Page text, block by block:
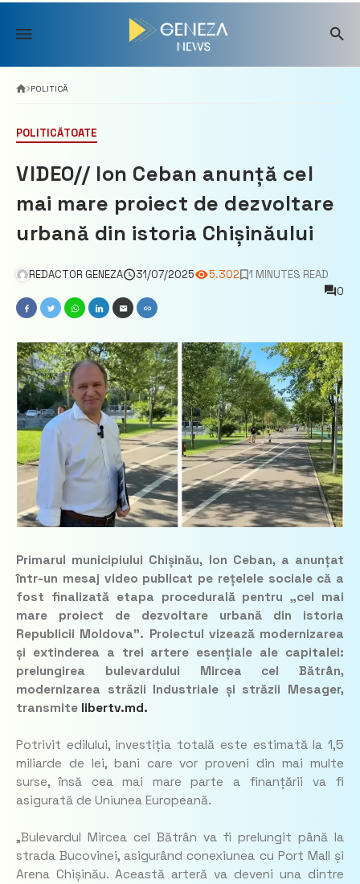
Skip
content
POLITICĂ
POLITICĂTOATE
VIDEO// Ion Ceban anunță cel
mai mare proiect de dezvoltare
urbană din istoria Chișinăului
REDACTOR GENEZA 31/07/2025 5.302
1 MINUTES READ
0
Primarul municipiului Chișinău, Ion Ceban, a anunțat
într-un mesaj video publicat pe rețelele sociale că a
fost finalizată etapa procedurală pentru „cel mai
mare proiect de dezvoltare urbană din istoria
Republicii Moldova”. Proiectul vizează modernizarea
și extinderea a trei artere esențiale ale capitalei:
prelungirea bulevardului Mircea cel Bătrân,
modernizarea străzii Industriale și străzii Mesager,
transmite libertv.md.
Potrivit edilului, investiția totală este estimată la 1,5
miliarde de lei, bani care vor proveni din mai multe
surse, însă cea mai mare parte a finanțării va fi
asigurată de Uniunea Europeană.
„Bulevardul Mircea cel Bătrân va fi prelungit până la
strada Bucovinei, asigurând conexiunea cu Port Mall și
Arena Chișinău. Această arteră va deveni una dintre